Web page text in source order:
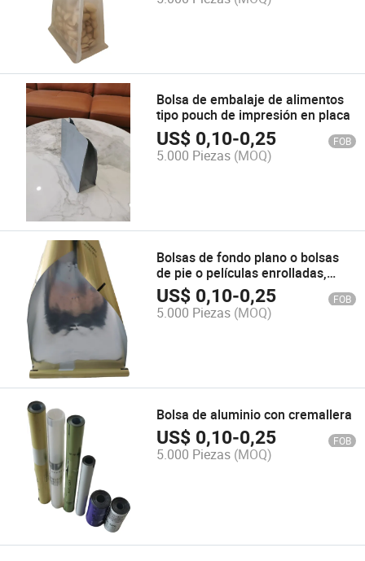
Bolsa de embalaje de alimentos
tipo pouch de impresión en placa
US$ 0,10-0,25 FOB
5.000 Piezas (MOQ)
Bolsas de fondo plano o bolsas
de pie o películas enrolladas,
bolsa de sombreado ligero con Al
y materiales biodegradables,
producto personalizado para
US$ 0,10-0,25 FOB
5.000 Piezas (MOQ)
Bolsa de aluminio con cremallera
US$ 0,10-0,25 FOB
5.000 Piezas (MOQ)